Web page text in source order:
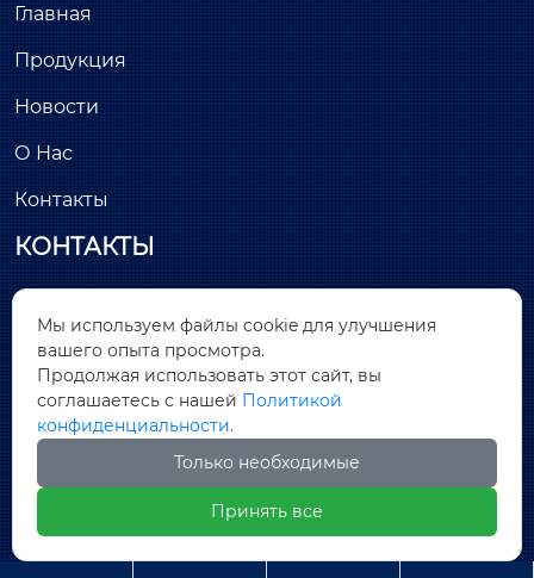
Главная
Продукция
Новости
О Нас
Контакты
КОНТАКТЫ
 Лунчан, улица Хантанг, № 26, Цяньтоу, район
Дунчэн, город Дунгуань, провинция Гуандун
 sales@covnamall.com

Мы используем файлы cookie для улучшения
вашего опыта просмотра.
Продолжая использовать этот сайт, вы
соглашаетесь с нашей Политикой
конфиденциальности.
Только необходимые
Принять все